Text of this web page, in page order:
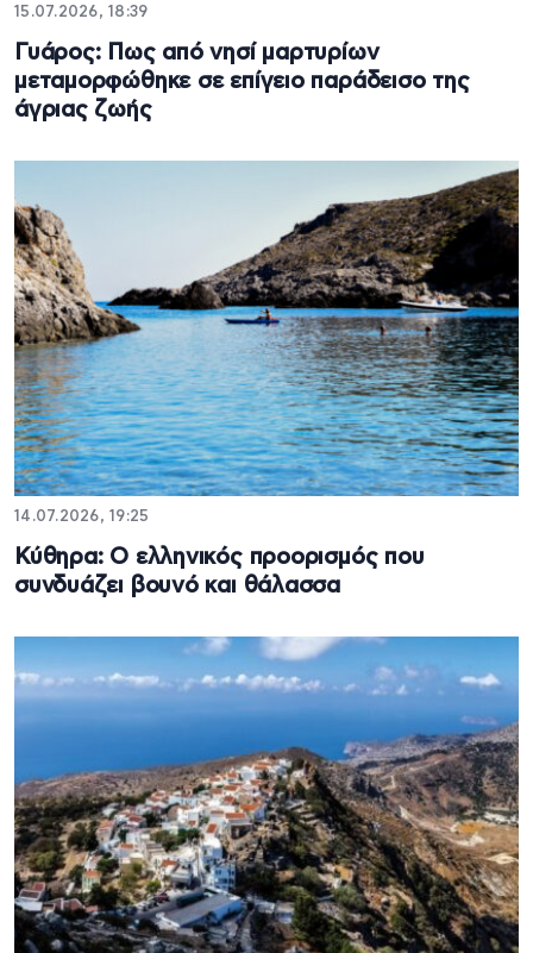
15.07.2026, 18:39
Γυάρος: Πως από νησί μαρτυρίων
μεταμορφώθηκε σε επίγειο παράδεισο της
άγριας ζωής
14.07.2026, 19:25
Κύθηρα: Ο ελληνικός προορισμός που
συνδυάζει βουνό και θάλασσα